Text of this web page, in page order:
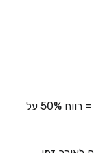
Odds 2.0 = הכפלת ההימור בניצחון. Odds 1.5 = רווח 50% על